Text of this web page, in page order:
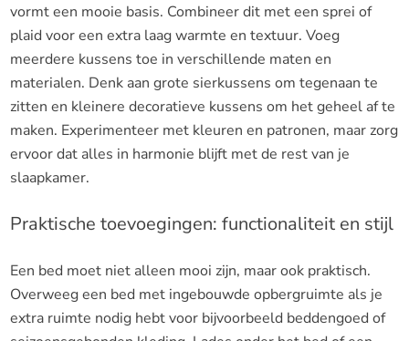
vormt een mooie basis. Combineer dit met een sprei of
plaid voor een extra laag warmte en textuur. Voeg
meerdere kussens toe in verschillende maten en
materialen. Denk aan grote sierkussens om tegenaan te
zitten en kleinere decoratieve kussens om het geheel af te
maken. Experimenteer met kleuren en patronen, maar zorg
ervoor dat alles in harmonie blijft met de rest van je
slaapkamer.
Praktische toevoegingen: functionaliteit en stijl
Een bed moet niet alleen mooi zijn, maar ook praktisch.
Overweeg een bed met ingebouwde opbergruimte als je
extra ruimte nodig hebt voor bijvoorbeeld beddengoed of